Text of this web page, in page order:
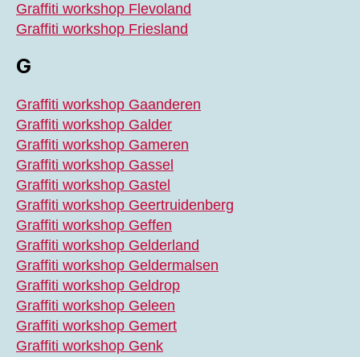
Graffiti workshop Flevoland
Graffiti workshop Friesland
G
Graffiti workshop Gaanderen
Graffiti workshop Galder
Graffiti workshop Gameren
Graffiti workshop Gassel
Graffiti workshop Gastel
Graffiti workshop Geertruidenberg
Graffiti workshop Geffen
Graffiti workshop Gelderland
Graffiti workshop Geldermalsen
Graffiti workshop Geldrop
Graffiti workshop Geleen
Graffiti workshop Gemert
Graffiti workshop Genk